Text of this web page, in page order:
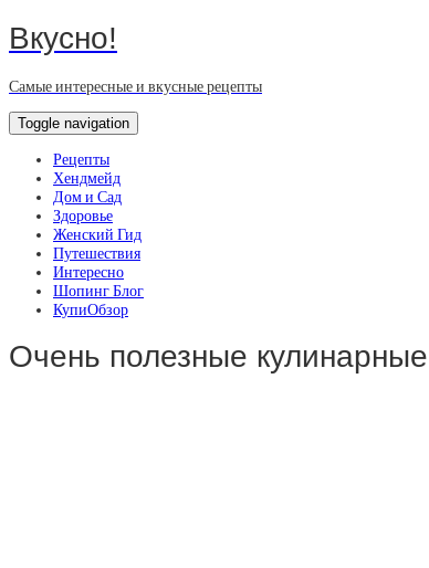
Вкусно!
Самые интересные и вкусные рецепты
Toggle navigation
Рецепты
Хендмейд
Дом и Сад
Здоровье
Женский Гид
Путешествия
Интересно
Шопинг Блог
КупиОбзор
Очень полезные